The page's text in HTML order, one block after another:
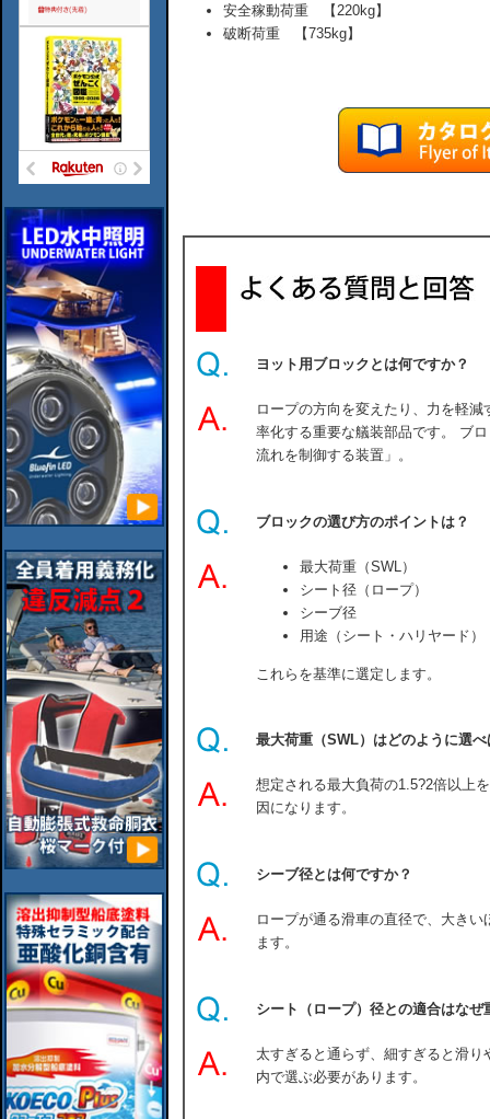
安全稼動荷重 【220kg】
破断荷重 【735kg】
ヨット用ブロックとは何ですか？
ロープの方向を変えたり、力を軽
率化する重要な艤装部品です。 ブ
流れを制御する装置」。
ブロックの選び方のポイントは？
最大荷重（SWL）
シート径（ロープ）
シーブ径
用途（シート・ハリヤード）
これらを基準に選定します。
最大荷重（SWL）はどのように選
想定される最大負荷の1.5?2倍以上
因になります。
シーブ径とは何ですか？
ロープが通る滑車の直径で、大き
ます。
シート（ロープ）径との適合はなぜ
太すぎると通らず、細すぎると滑
内で選ぶ必要があります。